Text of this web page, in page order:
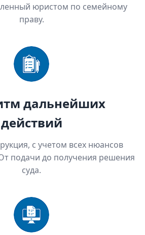
юристом по семейному
праву.
дальнейших
действий
с учетом всех нюансов
подачи до получения решения
суда.